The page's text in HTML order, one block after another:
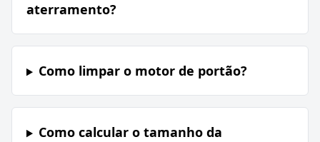
aterramento?
Como limpar o motor de portão?
Como calcular o tamanho da